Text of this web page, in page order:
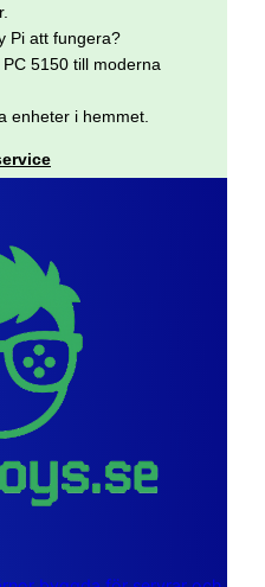
Pi att fungera?
5150 till moderna
enheter i hemmet.